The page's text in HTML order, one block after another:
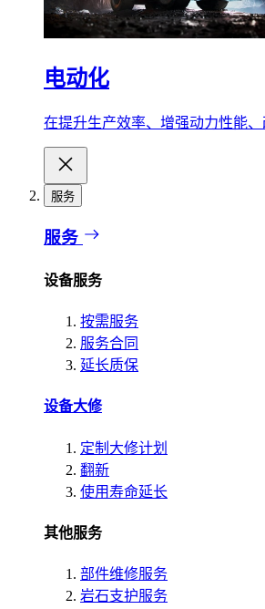
电动化
在提升生产效率、增强动力性能
服务
服务
设备服务
按需服务
服务合同
延长质保
设备大修
定制大修计划
翻新
使用寿命延长
其他服务
部件维修服务
岩石支护服务